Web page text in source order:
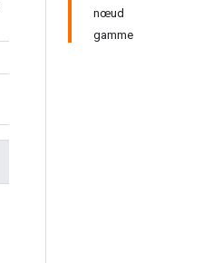
nœud
gamme